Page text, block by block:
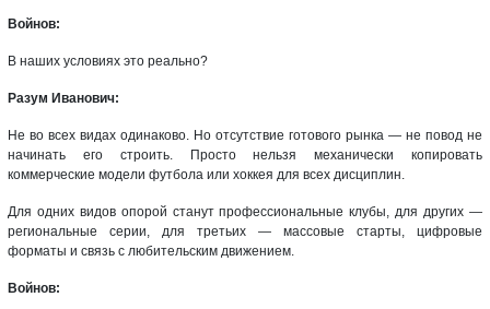
Войнов:
В наших условиях это реально?
Разум Иванович:
Не во всех видах одинаково. Но отсутствие готового рынка — не повод не
начинать его строить. Просто нельзя механически копировать
коммерческие модели футбола или хоккея для всех дисциплин.
Для одних видов опорой станут профессиональные клубы, для других —
региональные серии, для третьих — массовые старты, цифровые
форматы и связь с любительским движением.
Войнов: